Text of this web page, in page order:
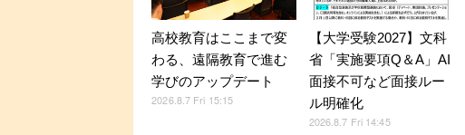
高校教育はここまで変
わる、遠隔教育で進む
学びのアップデート
2026.8.7 Fri 15:15
【大学受験2027】文科
省「実施要項Q＆A」AI
面接不可など面接ルー
ル明確化
2026.8.7 Fri 14:45